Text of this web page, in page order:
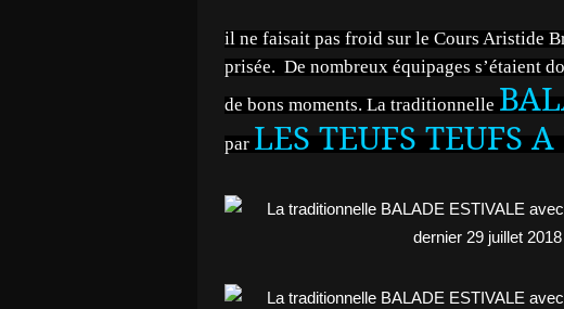
il ne faisait pas froid sur le Cours Aristide
prisée. De nombreux équipages s’étaient
de bons moments. La traditionnelle
par LES TEUFS TEUFS